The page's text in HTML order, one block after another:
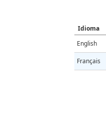
Idioma
English
Français